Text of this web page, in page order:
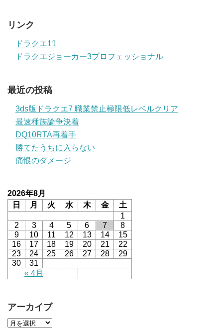
リンク
ドラクエ11
ドラクエジョーカー3プロフェッショナル
最近の投稿
3ds版ドラクエ7 職業禁止極限低レベルクリア
最速種族論争決着
DQ10RTA再着手
勝てたうちに入らない
痛恨のダメージ
2026年8月
日
月 火 水 木 金 土
« 4月
1
2
3 4 5 6 7
8
9
10 11 12 13 14
15
16
17 18 19 20 21
22
23
24 25 26 27 28
29
30
31
アーカイブ